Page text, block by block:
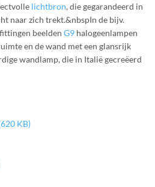
lichtbron, die gegarandeerd in
naar zich trekt.&nbspIn de bijv.
beelden G9 halogeenlampen
en de wand met een glansrijk
wandlamp, die in Italië gecreëerd
KB)